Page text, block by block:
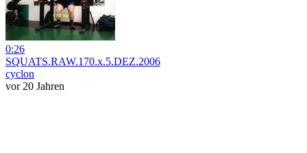
0:26
SQUATS.RAW.170.x.5.DEZ.2006
cyclon
vor 20 Jahren